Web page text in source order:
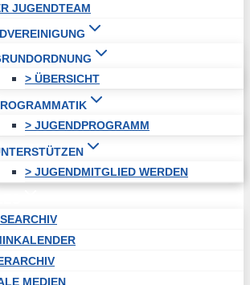
JUGENDTEAM
> ÜBERSICHT
> JUGENDPROGRAMM
> JUGENDMITGLIED WERDEN
MEDIEN